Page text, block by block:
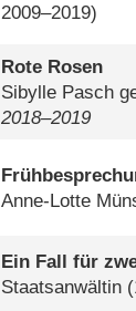
2009–2019)
Rote Rosen
Sibylle Pasch
2018⁠–⁠2019
Anne-Lotte
Ein Fall für
Staatsanwältin